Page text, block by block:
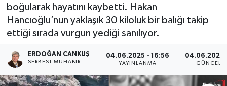
boğularak hayatını kaybetti. Hakan
Hancıoğlu’nun yaklaşık 30 kiloluk bir balığı takip
ettiği sırada vurgun yediği sanılıyor.
ERDOĞAN CANKUŞ
SERBEST MUHABIR
04.06.2025 - 16:56
YAYINLANMA
04.06.2025
Magazin
Spor
Turizm
Son Dakika Haberleri
Haber Arşivi